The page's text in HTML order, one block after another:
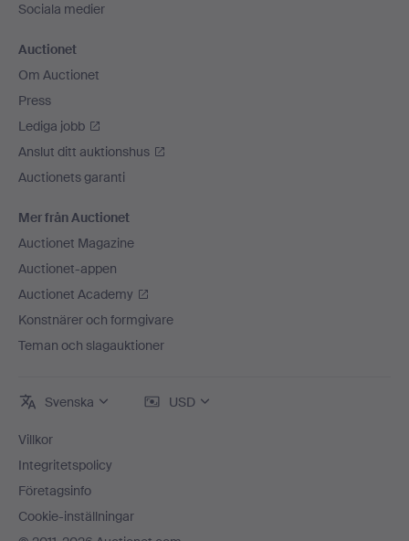
Sociala medier
Auctionet
Om Auctionet
Press
Lediga jobb
Anslut ditt auktionshus
Auctionets garanti
Mer från Auctionet
Auctionet Magazine
Auctionet-appen
Auctionet Academy
Konstnärer och formgivare
Teman och slagauktioner
Svenska USD
Villkor
Integritetspolicy
Företagsinfo
Cookie-inställningar